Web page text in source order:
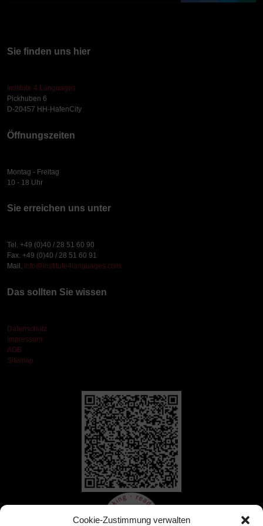
Cookie-Zustimmung verwalten
Sie finden uns hier
Institute 4 Languages
Pickhuben 6
D-20457 HH-HafenCity
Öffnungszeiten
Montag - Freitag
10 - 18 Uhr
Sie erreichen uns unter
Tel. +49 (0)40 / 28 51 60 90
Fax. +49 (0)40 / 28 51 60 91
Mail. info@institute4languages.com
Das sollten Sie wissen
Datenschutz
Impressum
AGB
Sitemap